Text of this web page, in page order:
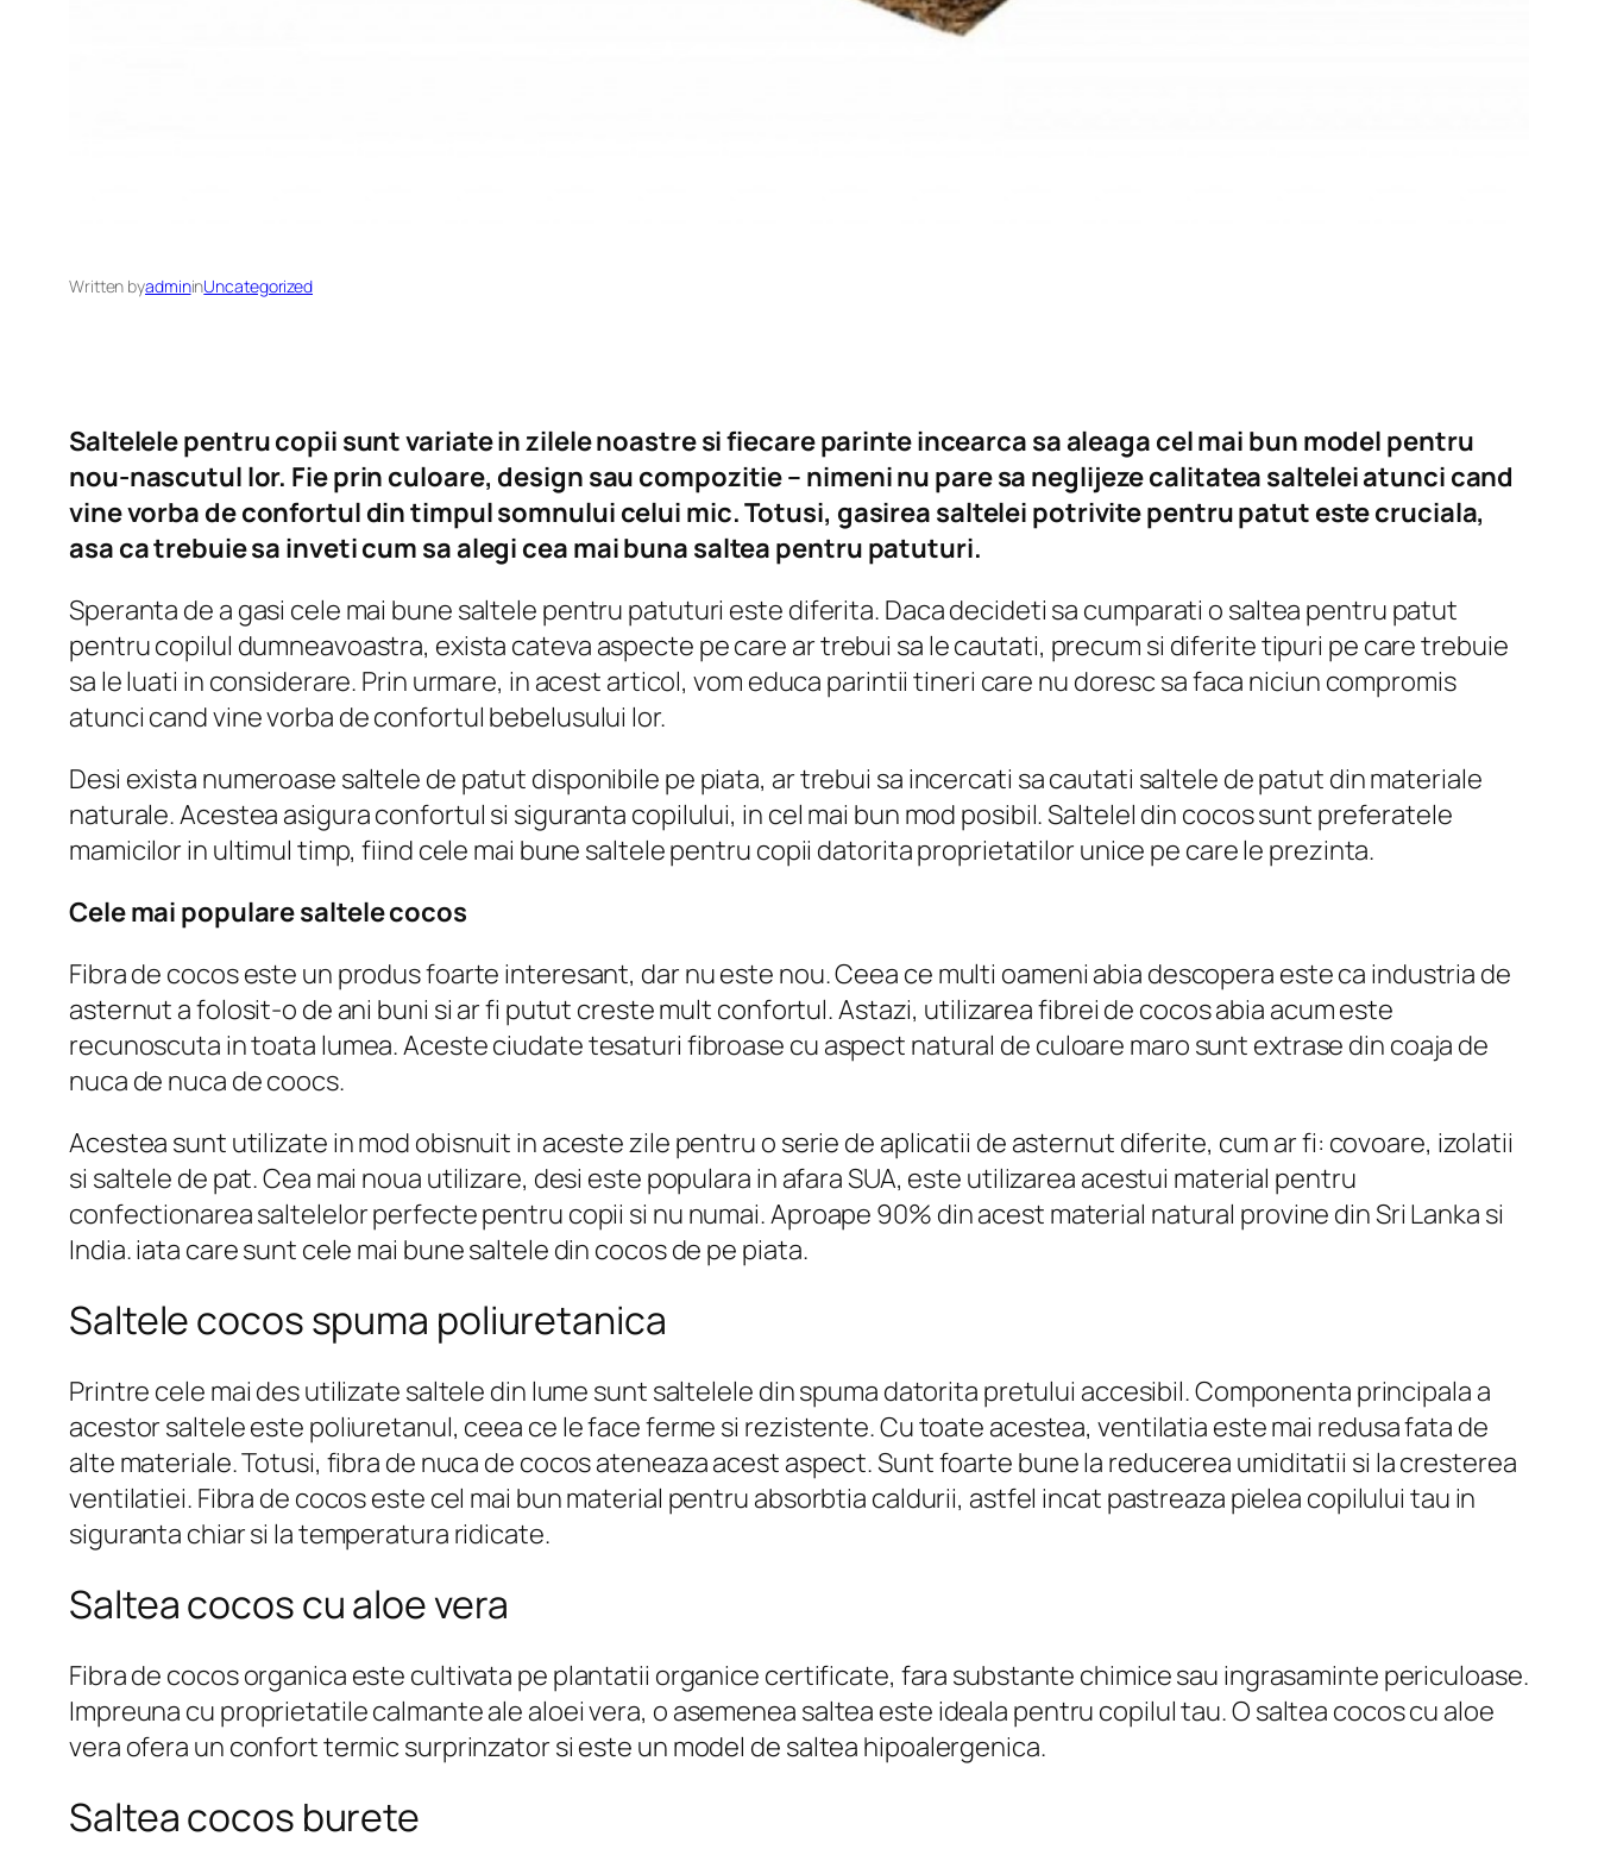
Written byadmininUncategorized
Saltelele pentru copii sunt variate in zilele noastre si fiecare parinte incearca sa aleaga cel mai bun model pentru
nou-nascutul lor. Fie prin culoare, design sau compozitie – nimeni nu pare sa neglijeze calitatea saltelei atunci cand
vine vorba de confortul din timpul somnului celui mic. Totusi, gasirea saltelei potrivite pentru patut este cruciala,
asa ca trebuie sa inveti cum sa alegi cea mai buna saltea pentru patuturi.
Speranta de a gasi cele mai bune saltele pentru patuturi este diferita. Daca decideti sa cumparati o saltea pentru patut
pentru copilul dumneavoastra, exista cateva aspecte pe care ar trebui sa le cautati, precum si diferite tipuri pe care trebuie
sa le luati in considerare. Prin urmare, in acest articol, vom educa parintii tineri care nu doresc sa faca niciun compromis
atunci cand vine vorba de confortul bebelusului lor.
Desi exista numeroase saltele de patut disponibile pe piata, ar trebui sa incercati sa cautati saltele de patut din materiale
naturale. Acestea asigura confortul si siguranta copilului, in cel mai bun mod posibil. Saltelel din cocos sunt preferatele
mamicilor in ultimul timp, fiind cele mai bune saltele pentru copii datorita proprietatilor unice pe care le prezinta.
Cele mai populare saltele cocos
Fibra de cocos este un produs foarte interesant, dar nu este nou. Ceea ce multi oameni abia descopera este ca industria de
asternut a folosit-o de ani buni si ar fi putut creste mult confortul. Astazi, utilizarea fibrei de cocos abia acum este
recunoscuta in toata lumea. Aceste ciudate tesaturi fibroase cu aspect natural de culoare maro sunt extrase din coaja de
nuca de nuca de coocs.
Acestea sunt utilizate in mod obisnuit in aceste zile pentru o serie de aplicatii de asternut diferite, cum ar fi: covoare, izolatii
si saltele de pat. Cea mai noua utilizare, desi este populara in afara SUA, este utilizarea acestui material pentru
confectionarea saltelelor perfecte pentru copii si nu numai. Aproape 90% din acest material natural provine din Sri Lanka si
India. iata care sunt cele mai bune saltele din cocos de pe piata.
Saltele cocos spuma poliuretanica
Printre cele mai des utilizate saltele din lume sunt saltelele din spuma datorita pretului accesibil. Componenta principala a
acestor saltele este poliuretanul, ceea ce le face ferme si rezistente. Cu toate acestea, ventilatia este mai redusa fata de
alte materiale. Totusi, fibra de nuca de cocos ateneaza acest aspect. Sunt foarte bune la reducerea umiditatii si la cresterea
ventilatiei. Fibra de cocos este cel mai bun material pentru absorbtia caldurii, astfel incat pastreaza pielea copilului tau in
siguranta chiar si la temperatura ridicate.
Saltea cocos cu aloe vera
Fibra de cocos organica este cultivata pe plantatii organice certificate, fara substante chimice sau ingrasaminte periculoase.
Impreuna cu proprietatile calmante ale aloei vera, o asemenea saltea este ideala pentru copilul tau. O saltea cocos cu aloe
vera ofera un confort termic surprinzator si este un model de saltea hipoalergenica.
Saltea cocos burete